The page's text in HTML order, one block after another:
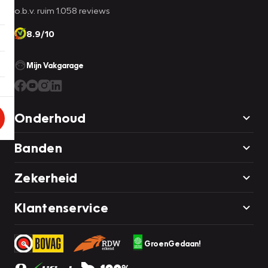
o.b.v. ruim 1.058 reviews
8.9/10
Mijn Vakgarage
Onderhoud
Banden
Zekerheid
Klantenservice
GroenGedaan!